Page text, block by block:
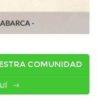
COMUNIDAD